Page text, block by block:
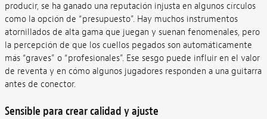
producir, se ha ganado una reputación injusta en algunos círculos
como la opción de “presupuesto”. Hay muchos instrumentos
atornillados de alta gama que juegan y suenan fenomenales, pero
la percepción de que los cuellos pegados son automáticamente
más “graves” o “profesionales”. Ese sesgo puede influir en el valor
de reventa y en cómo algunos jugadores responden a una guitarra
antes de conector.
Sensible para crear calidad y ajuste